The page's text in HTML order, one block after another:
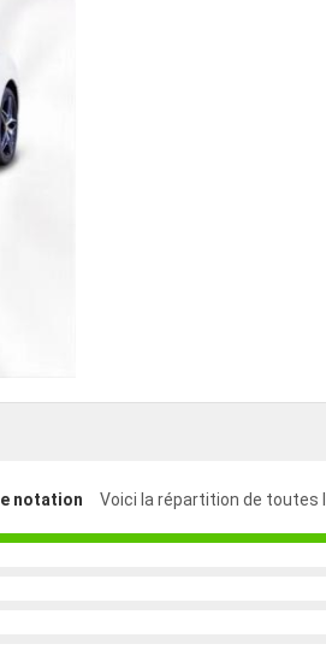
notation
Voici la répartition de toutes